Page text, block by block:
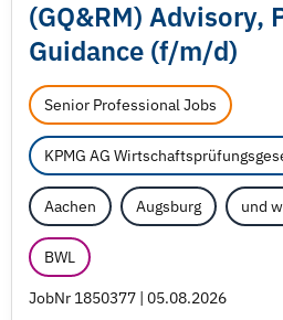
(GQ&RM) Advisory,
Guidance (f/m/d)
Senior Professional Jobs
KPMG AG
Aachen Augsburg und
BWL
JobNr 1850377 | 05.08.2026